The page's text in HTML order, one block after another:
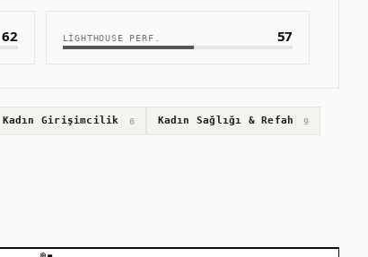
62 LIGHTHOUSE PERF. 57
Kadın Girişimcilik 6 Kadın Sağlığı & Refah 9